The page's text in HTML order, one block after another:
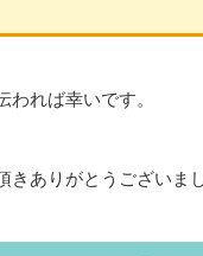
われば幸いです。
きありがとうございまし